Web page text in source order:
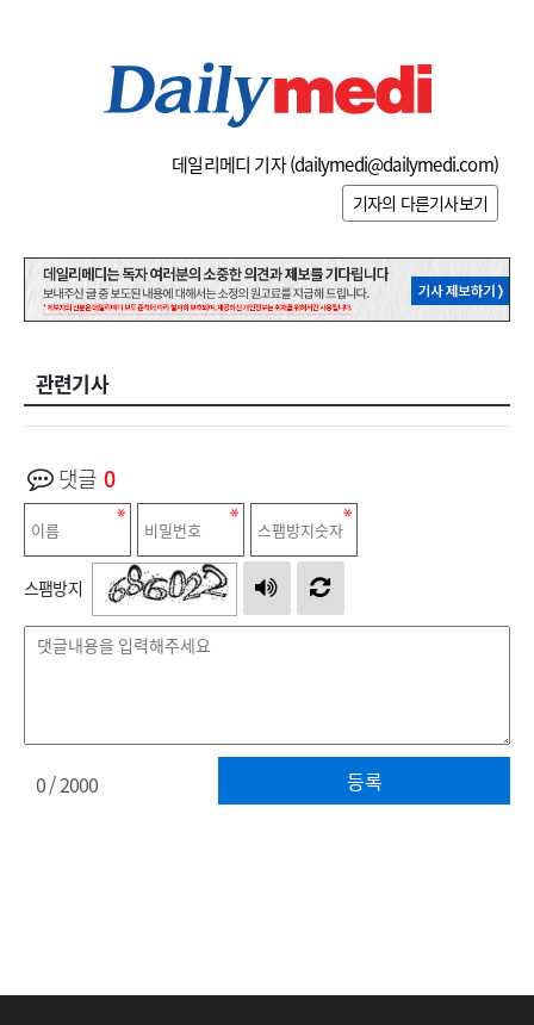
데일리메디 기자 (dailymedi@dailymedi.com)
기자의 다른기사보기
관련기사
댓글 0
스팸방지
등록
0/ 2000